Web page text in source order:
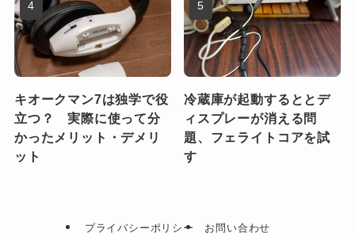
キオークマン7は独学で役
立つ？ 実際に使って分
かったメリット・デメリ
ット
冷蔵庫が起動するととデ
ィスプレーが消える問
題、フェライトコアを試
す
プライバシーポリシー お問い合わせ